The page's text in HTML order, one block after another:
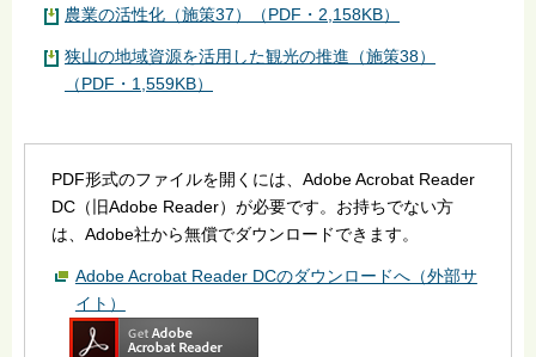
農業の活性化（施策37）（PDF・2,158KB）
狭山の地域資源を活用した観光の推進（施策38）
（PDF・1,559KB）
PDF形式のファイルを開くには、Adobe Acrobat Reader
DC（旧Adobe Reader）が必要です。お持ちでない方
は、Adobe社から無償でダウンロードできます。
Adobe Acrobat Reader DCのダウンロードへ（外部サ
イト）